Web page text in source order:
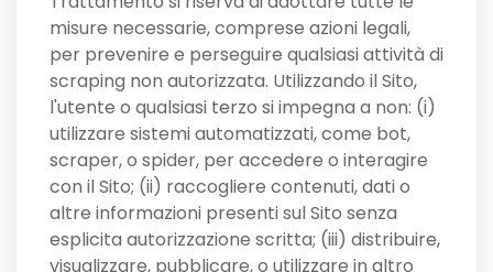
misure necessarie, comprese azioni legali,
per prevenire e perseguire qualsiasi attività di
scraping non autorizzata. Utilizzando il Sito,
l'utente o qualsiasi terzo si impegna a non: (i)
utilizzare sistemi automatizzati, come bot,
scraper, o spider, per accedere o interagire
con il Sito; (ii) raccogliere contenuti, dati o
altre informazioni presenti sul Sito senza
esplicita autorizzazione scritta; (iii) distribuire,
visualizzare, pubblicare, o utilizzare in altro